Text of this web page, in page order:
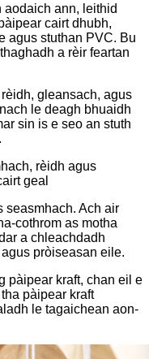
aodaich ann, leithid
cairt dhubh,
agus stuthan PVC. Bu
a rèir feartan
gleansach, agus
le deagh bhuaidh
sin is e seo an stuth
rèidh agus
geal
seasmhach. Ach air
cothrom as motha
a chleachdadh
pròiseasan eile.
pàipear kraft, chan eil e
pàipear kraft
le tagaichean aon-